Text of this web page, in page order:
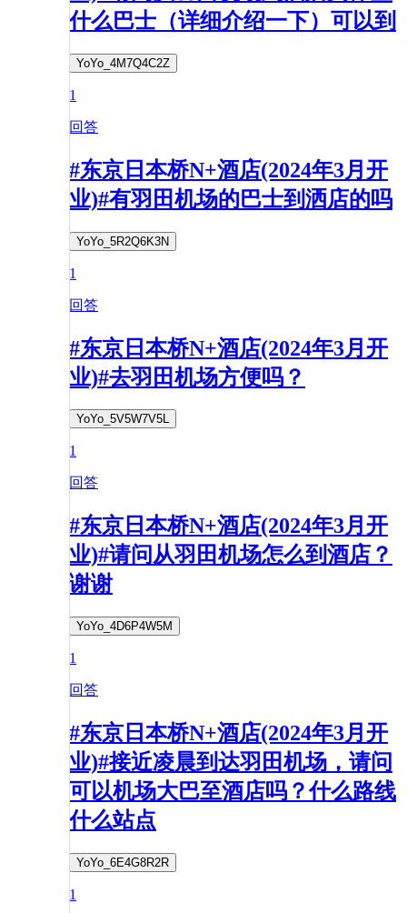
什么巴士（详细介绍一下）可以到
YoYo_4M7Q4C2Z
1
回答
#东京日本桥N+酒店(2024年3月开
业)#有羽田机场的巴士到洒店的吗
YoYo_5R2Q6K3N
1
回答
#东京日本桥N+酒店(2024年3月开
业)#去羽田机场方便吗？
YoYo_5V5W7V5L
1
回答
#东京日本桥N+酒店(2024年3月开
业)#请问从羽田机场怎么到酒店？
谢谢
YoYo_4D6P4W5M
1
回答
#东京日本桥N+酒店(2024年3月开
业)#接近凌晨到达羽田机场，请问
可以机场大巴至酒店吗？什么路线
什么站点
YoYo_6E4G8R2R
1